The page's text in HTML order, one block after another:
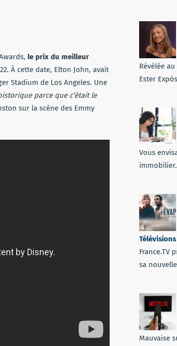
le prix du meilleur
À cette date, Elton John, avait
Stadium de Los Angeles. Une
parce que c’était le
sur la scène des Emmy
Révélée
Ester
Vous
Télévisions
France.TV
sa
Mauvaise